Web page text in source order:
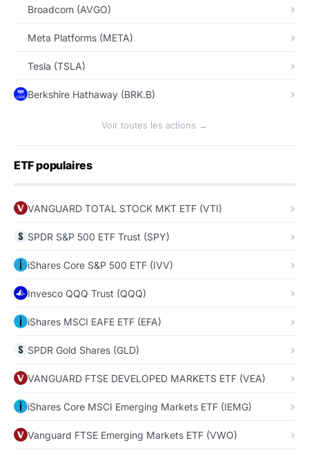
Broadcom (AVGO)
Meta Platforms (META)
Tesla (TSLA)
Berkshire Hathaway (BRK.B)
Voir toutes les actions →
ETF populaires
VANGUARD TOTAL STOCK MKT ETF (VTI)
SPDR S&P 500 ETF Trust (SPY)
iShares Core S&P 500 ETF (IVV)
Invesco QQQ Trust (QQQ)
iShares MSCI EAFE ETF (EFA)
SPDR Gold Shares (GLD)
VANGUARD FTSE DEVELOPED MARKETS ETF (VEA)
iShares Core MSCI Emerging Markets ETF (IEMG)
Vanguard FTSE Emerging Markets ETF (VWO)